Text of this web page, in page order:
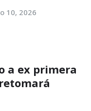
10, 2026
a ex primera